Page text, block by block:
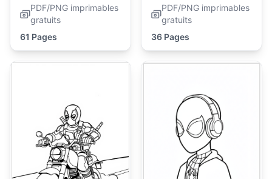
PDF/PNG imprimables
gratuits
61 Pages
PDF/PNG imprimables
gratuits
36 Pages